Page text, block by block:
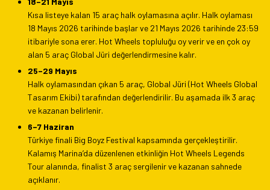
Kısa listeye kalan 15 araç halk oylamasına açılır. Halk oylaması
18 Mayıs 2026 tarihinde başlar ve 21 Mayıs 2026 tarihinde 23:59
itibariyle sona erer. Hot Wheels topluluğu oy verir ve en çok oy
alan 5 araç Global Jüri değerlendirmesine kalır.
25–29 Mayıs
Halk oylamasından çıkan 5 araç, Global Jüri (Hot Wheels Global
Tasarım Ekibi) tarafından değerlendirilir. Bu aşamada ilk 3 araç
ve kazanan belirlenir.
6–7 Haziran
Türkiye finali Big Boyz Festival kapsamında gerçekleştirilir.
Kalamış Marina’da düzenlenen etkinliğin Hot Wheels Legends
Tour alanında, finalist 3 araç sergilenir ve kazanan sahnede
açıklanır.